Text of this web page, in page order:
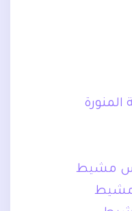
المنورة
مشيط